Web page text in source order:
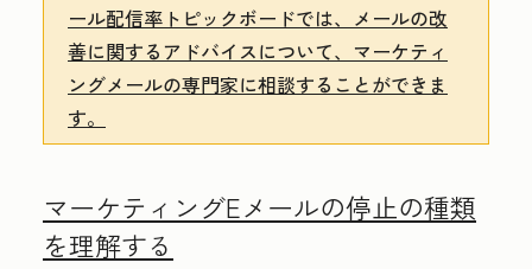
ール配信率トピックボードでは、メールの改
善に関するアドバイスについて、マーケティ
ングメールの専門家に相談することができま
す。
マーケティングEメールの停止の種類
を理解する